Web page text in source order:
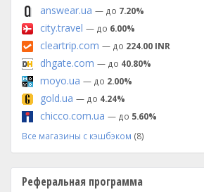
answear.ua — до 7.20%
city.travel — до 6.00%
cleartrip.com — до 224.00 INR
dhgate.com — до 40.80%
moyo.ua — до 2.00%
gold.ua — до 4.24%
chicco.com.ua — до 5.60%
Все магазины с кэшбэком (8)
Реферальная программа